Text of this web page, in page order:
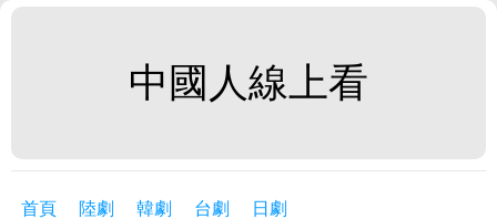
中國人線上看
首頁 陸劇 韓劇 台劇 日劇